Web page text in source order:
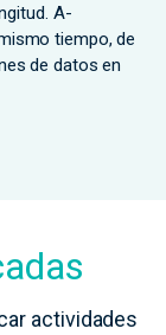
A-
tiempo, de
de datos en
actividades